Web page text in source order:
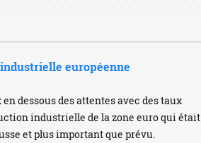
européenne
dessous des attentes avec des taux
industrielle de la zone euro qui était
et plus important que prévu.